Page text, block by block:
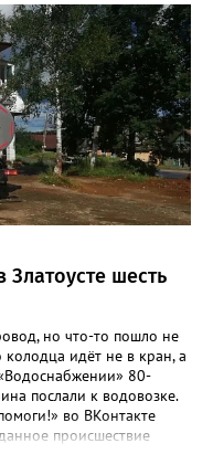
Кроме электронных
предложения по
и канализации,
перечень
развития этой
2025 года
торгах. Тогда цена
9 миллионов 13 тысяч
электронной
шесть
но что-то пошло не
идёт не в кран, а
80-
послали к водовозке.
во ВКонтакте
происшествие